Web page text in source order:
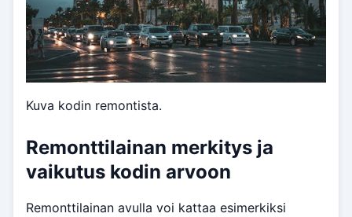
Kuva kodin remontista.
Remonttilainan merkitys ja
vaikutus kodin arvoon
Remonttilainan avulla voi kattaa esimerkiksi